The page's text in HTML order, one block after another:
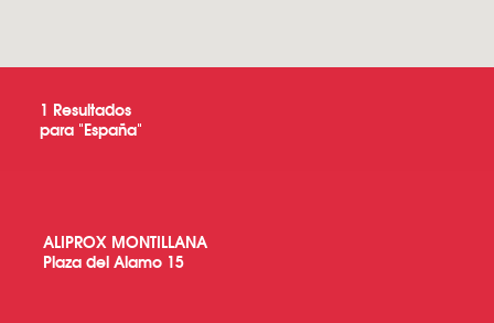
1 Resultados
para "España"
ALIPROX MONTILLANA
Plaza del Alamo 15